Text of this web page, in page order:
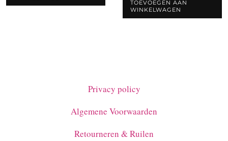
TOEVOEGEN AAN
WINKELWAGEN
Privacy policy
Algemene Voorwaarden
Retourneren & Ruilen